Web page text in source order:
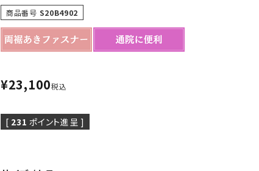
商品番号 S20B4902
¥23,100税込
[ 231 ポイント進呈 ]